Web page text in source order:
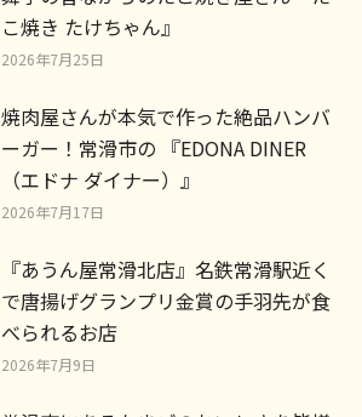
こ焼き たけちゃん』
2026年7月25日
焼肉屋さんが本気で作った絶品ハンバ
ーガー！常滑市の 『EDONA DINER
（エドナ ダイナー）』
2026年7月17日
『あうん屋常滑北店』名鉄常滑駅近く
で唐揚げグランプリ金賞の手羽先が食
べられるお店
2026年7月9日